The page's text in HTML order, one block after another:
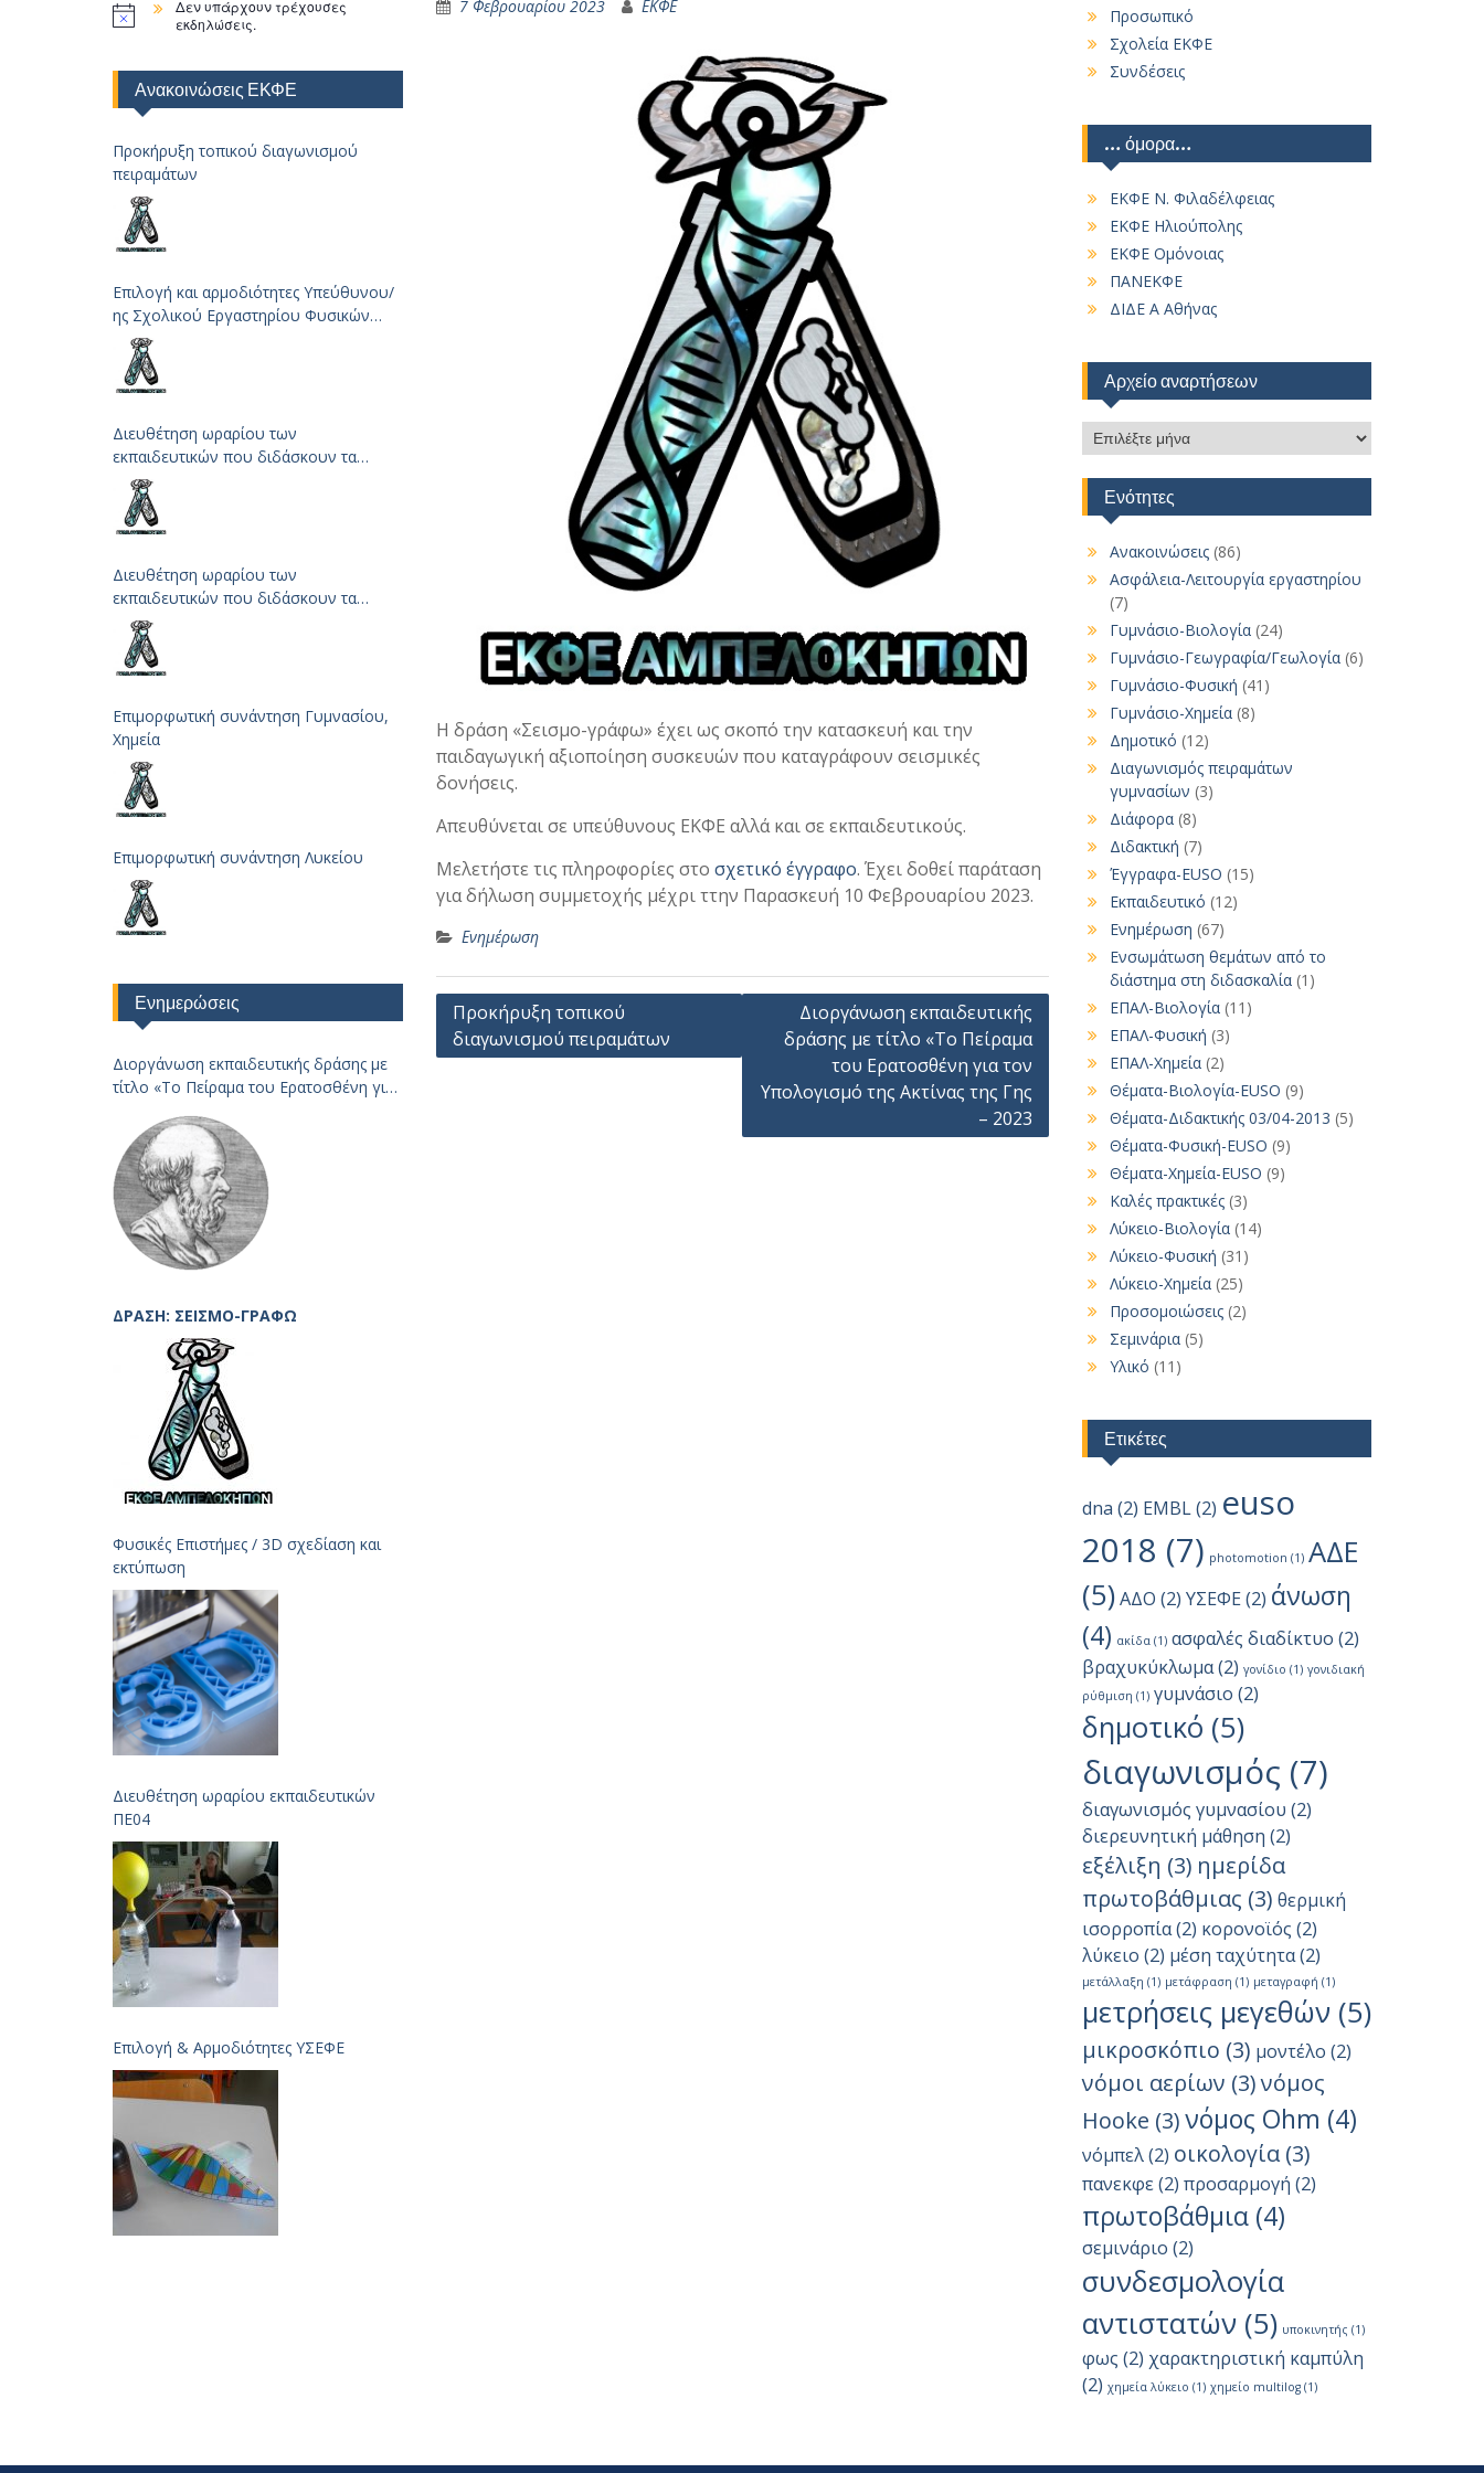
7 Φεβρουαρίου 2023 ΕΚΦΕ
Η δράση «Σεισμο-γράφω» έχει ως σκοπό την κατασκευή και την
παιδαγωγική αξιοποίηση συσκευών που καταγράφουν σεισμικές
δονήσεις.
Απευθύνεται σε υπεύθυνους ΕΚΦΕ αλλά και σε εκπαιδευτικούς.
Μελετήστε τις πληροφορίες στο σχετικό έγγραφο. Έχει δοθεί παράταση
για δήλωση συμμετοχής μέχρι ττην Παρασκευή 10 Φεβρουαρίου 2023.
Ενημέρωση
Πλοήγηση
άρθρων
Προκήρυξη τοπικού
διαγωνισμού πειραμάτων
Διοργάνωση εκπαιδευτικής
δράσης με τίτλο «Το Πείραμα
του Ερατοσθένη για τον
Υπολογισμό της Ακτίνας της Γης
– 2023
Προσωπικό
Σχολεία ΕΚΦΕ
Συνδέσεις
… όμορα…
ΕΚΦΕ Ν. Φιλαδέλφειας
ΕΚΦΕ Ηλιούπολης
ΕΚΦΕ Ομόνοιας
ΠΑΝΕΚΦΕ
ΔΙΔΕ Α Αθήνας
Αρχείο αναρτήσεων
Αρχείο
αναρτήσεων
Ενότητες
Ανακοινώσεις(86)
Ασφάλεια-Λειτουργία εργαστηρίου
(7)
Γυμνάσιο-Βιολογία(24)
Γυμνάσιο-Γεωγραφία/Γεωλογία(6)
Γυμνάσιο-Φυσική (41)
Γυμνάσιο-Χημεία(8)
Δημοτικό (12)
Διαγωνισμός πειραμάτων
γυμνασίων (3)
Διάφορα(8)
Διδακτική (7)
Έγγραφα-EUSO (15)
Εκπαιδευτικό (12)
Ενημέρωση (67)
Ενσωμάτωση θεμάτων από το
διάστημα στη διδασκαλία(1)
ΕΠΑΛ-Βιολογία(11)
ΕΠΑΛ-Φυσική (3)
ΕΠΑΛ-Χημεία(2)
Θέματα-Βιολογία-EUSO (9)
Θέματα-Διδακτικής 03/04-2013 (5)
Θέματα-Φυσική-EUSO (9)
Θέματα-Χημεία-EUSO (9)
Καλές πρακτικές(3)
Λύκειο-Βιολογία(14)
Λύκειο-Φυσική (31)
Λύκειο-Χημεία(25)
Προσομοιώσεις(2)
Σεμινάρια(5)
Υλικό (11)
Ετικέτες
dna (2) EMBL(2) euso
2018 (7) photomotion (1) ΑΔΕ
(5) ΑΔΟ (2) ΥΣΕΦΕ(2) άνωση
(4) ακίδα(1) ασφαλές διαδίκτυο (2)
βραχυκύκλωμα(2) γονίδιο (1) γονιδιακή
ρύθμιση (1) γυμνάσιο (2)
δημοτικό (5)
διαγωνισμός (7)
διαγωνισμός γυμνασίου (2)
διερευνητική μάθηση (2)
εξέλιξη (3) ημερίδα
πρωτοβάθμιας (3) θερμική
ισορροπία(2) κορονοϊός (2)
λύκειο (2) μέση ταχύτητα(2)
μετάλλαξη (1) μετάφραση (1) μεταγραφή (1)
μετρήσεις μεγεθών(5)
μικροσκόπιο (3) μοντέλο (2)
νόμοι αερίων (3)νόμος
Hooke (3)νόμος Ohm (4)
νόμπελ(2) οικολογία(3)
πανεκφε(2) προσαρμογή (2)
πρωτοβάθμια(4)
σεμινάριο (2)
συνδεσμολογία
αντιστατών(5) υποκινητής (1)
φως (2) χαρακτηριστική καμπύλη
(2) χημεία λύκειο (1) χημείο multilog(1)
Δεν υπάρχουν τρέχουσες
εκδηλώσεις.
Ανακοινώσεις ΕΚΦΕ
Προκήρυξη τοπικού διαγωνισμού
πειραμάτων
Επιλογή και αρμοδιότητες Υπεύθυνου/
ης Σχολικού Εργαστηρίου Φυσικών
Επιστημών
Διευθέτηση ωραρίου των
εκπαιδευτικών που διδάσκουν τα
μαθήματα των Φυσικών Επιστημών
Διευθέτηση ωραρίου των
εκπαιδευτικών που διδάσκουν τα
μαθήματα των Φυσικών Επιστημών
Επιμορφωτική συνάντηση Γυμνασίου,
Χημεία
Επιμορφωτική συνάντηση Λυκείου
Ενημερώσεις
Διοργάνωση εκπαιδευτικής δράσης με
τίτλο «Το Πείραμα του Ερατοσθένη για
Υπολογισμό της Ακτίνας της Γης – 2023
ΔΡΆΣΗ: ΣΕΙΣΜΟ-ΓΡΆΦΩ
Φυσικές Επιστήμες / 3D σχεδίαση και
εκτύπωση
Διευθέτηση ωραρίου εκπαιδευτικών
ΠΕ04
Επιλογή & Aρμοδιότητες ΥΣΕΦΕ